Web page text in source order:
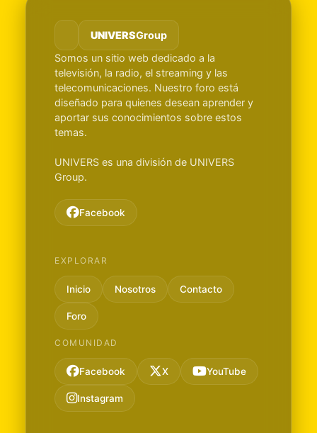
UNIVERSGroup
Somos un sitio web dedicado a la
televisión, la radio, el streaming y las
telecomunicaciones. Nuestro foro está
diseñado para quienes desean aprender y
aportar sus conocimientos sobre estos
temas.
UNIVERS es una división de UNIVERS
Group.
Facebook
EXPLORAR
Inicio Nosotros Contacto
Foro
COMUNIDAD
Facebook X YouTube
Instagram